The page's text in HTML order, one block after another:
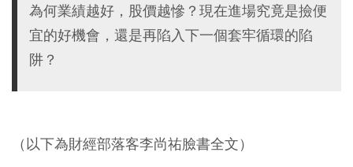
為何業績越好，股價越慘？現在進場究竟是撿便
宜的好機會，還是再陷入下一個套牢循環的陷
阱？
（以下為財經部落客李尚祐臉書全文）